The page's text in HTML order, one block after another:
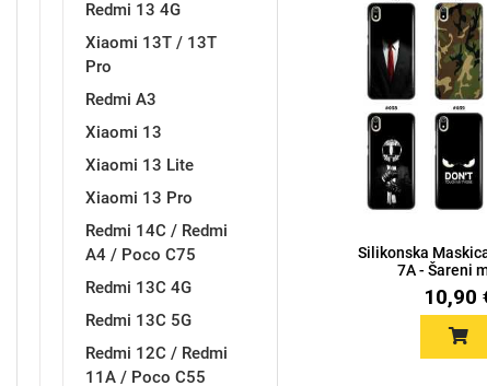
Redmi 13 4G
Xiaomi 13T / 13T
Pro
Redmi A3
Xiaomi 13
Xiaomi 13 Lite
Xiaomi 13 Pro
Redmi 14C / Redmi
A4 / Poco C75
Redmi 13C 4G
Redmi 13C 5G
Redmi 12C / Redmi
11A / Poco C55
Silikonska
7A - Šareni
10,90
Doodles Apstraktni motivi
Monogrami